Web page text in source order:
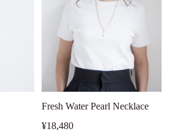
Fresh Water Pearl Necklace
¥18,480